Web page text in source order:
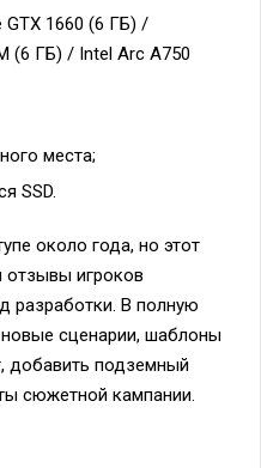
GTX 1660 (6 ГБ) /
(6 ГБ) / Intel Arc A750
места;
SSD.
около года, но этот
отзывы игроков
разработки. В полную
сценарии, шаблоны
добавить подземный
сюжетной кампании.